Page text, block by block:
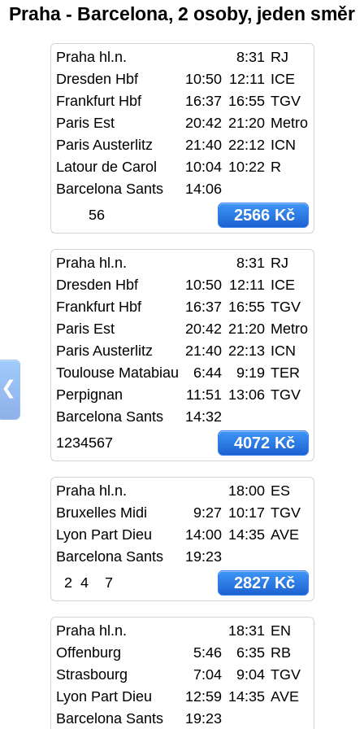
❮
Praha - Barcelona, 2 osoby, jeden směr
Praha hl.n. 8:31 RJ
Dresden Hbf
10:50 12:11 ICE
Frankfurt Hbf
16:37 16:55 TGV
Paris Est
20:42 21:20 Metro
Paris Austerlitz
21:40 22:12 ICN
Latour de Carol
10:04 10:22 R
Barcelona Sants
14:06
56
2566 Kč
Praha hl.n. 8:31 RJ
Dresden Hbf
10:50 12:11 ICE
Frankfurt Hbf
16:37 16:55 TGV
Paris Est
20:42 21:20 Metro
Paris Austerlitz
21:40 22:13 ICN
Toulouse Matabiau
6:44 9:19 TER
Perpignan
11:51 13:06 TGV
Barcelona Sants
14:32
1234567
4072 Kč
Praha hl.n. 18:00 ES
Bruxelles Midi
9:27 10:17 TGV
Lyon Part Dieu
14:00 14:35 AVE
Barcelona Sants
19:23
2 4 7 2827 Kč
Praha hl.n. 18:31 EN
Offenburg
5:46 6:35 RB
Strasbourg
7:04 9:04 TGV
Lyon Part Dieu
12:59 14:35 AVE
Barcelona Sants
19:23